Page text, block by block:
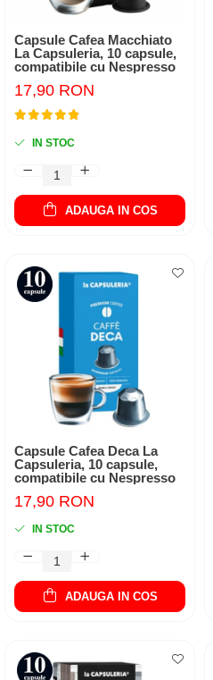
Capsule Cafea Macchiato
La Capsuleria, 10 capsule,
compatibile cu Nespresso
17,90 RON
IN STOC
ADAUGA IN COS
Capsule Cafea Deca La
Capsuleria, 10 capsule,
compatibile cu Nespresso
17,90 RON
IN STOC
ADAUGA IN COS